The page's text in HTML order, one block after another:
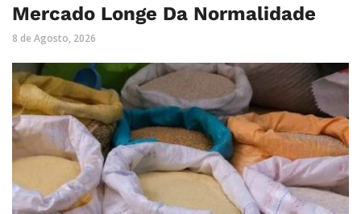
Mercado Longe Da Normalidade
8 de Agosto, 2026